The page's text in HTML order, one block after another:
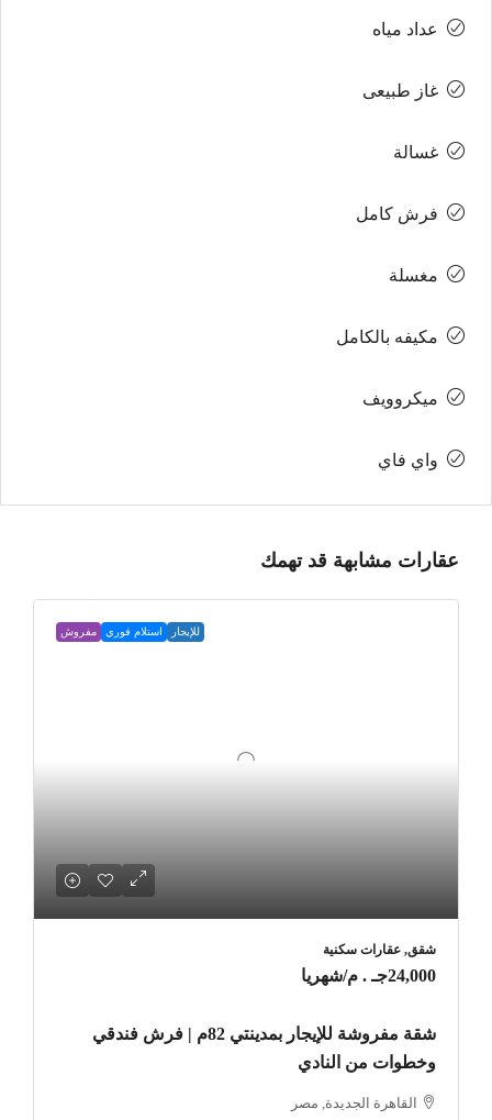
عداد مياه
غاز طبيعى
غسالة
فرش كامل
مغسلة
مكيفه بالكامل
ميكروويف
واي فاي
عقارات مشابهة قد تهمك
للإيجار استلام فوري مفروش
شقق, عقارات سكنية
24,000جـ . م /شهريا
شقة مفروشة للإيجار بمدينتي 82م | فرش فندقي
وخطوات من النادي
القاهرة الجديدة, مصر